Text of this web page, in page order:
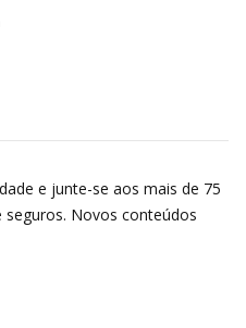
e junte-se aos mais de 75
Novos conteúdos